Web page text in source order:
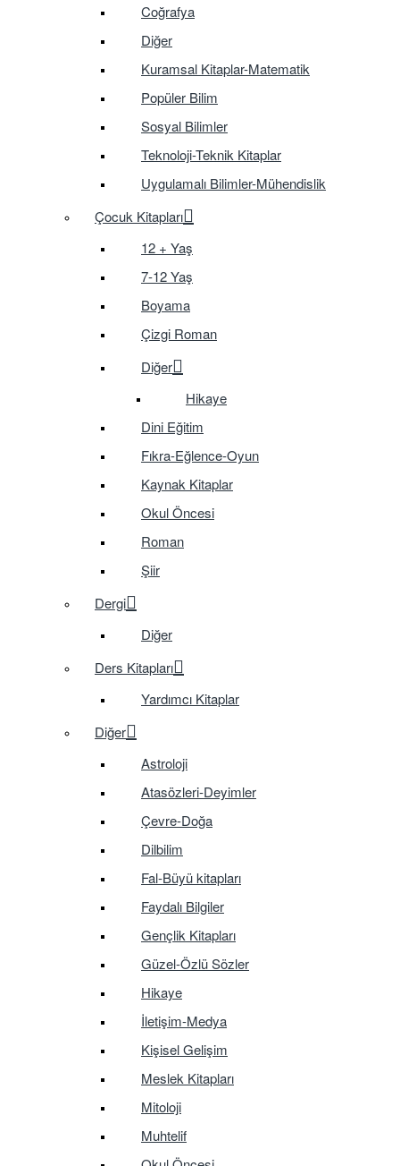
Coğrafya
Diğer
Kuramsal Kitaplar-Matematik
Popüler Bilim
Sosyal Bilimler
Teknoloji-Teknik Kitaplar
Uygulamalı Bilimler-Mühendislik
Çocuk Kitapları
12 + Yaş
7-12 Yaş
Boyama
Çizgi Roman
Diğer
Hikaye
Dini Eğitim
Fıkra-Eğlence-Oyun
Kaynak Kitaplar
Okul Öncesi
Roman
Şiir
Dergi
Diğer
Ders Kitapları
Yardımcı Kitaplar
Diğer
Astroloji
Atasözleri-Deyimler
Çevre-Doğa
Dilbilim
Fal-Büyü kitapları
Faydalı Bilgiler
Gençlik Kitapları
Güzel-Özlü Sözler
Hikaye
İletişim-Medya
Kişisel Gelişim
Meslek Kitapları
Mitoloji
Muhtelif